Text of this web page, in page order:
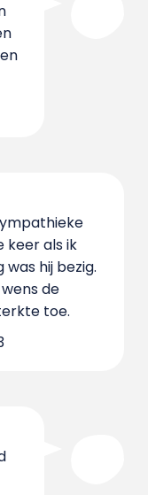
keer als ik
hij bezig.
de
toe.